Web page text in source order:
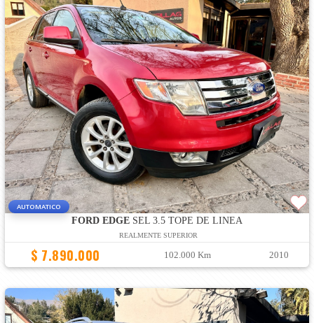
AUTOMATICO
FORD EDGESEL 3.5 TOPE DE LINEA
REALMENTE SUPERIOR
$ 7.890.000 102.000 Km 2010